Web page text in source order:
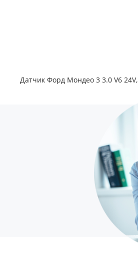
Датчик Форд Мондео 3 3.0 V6